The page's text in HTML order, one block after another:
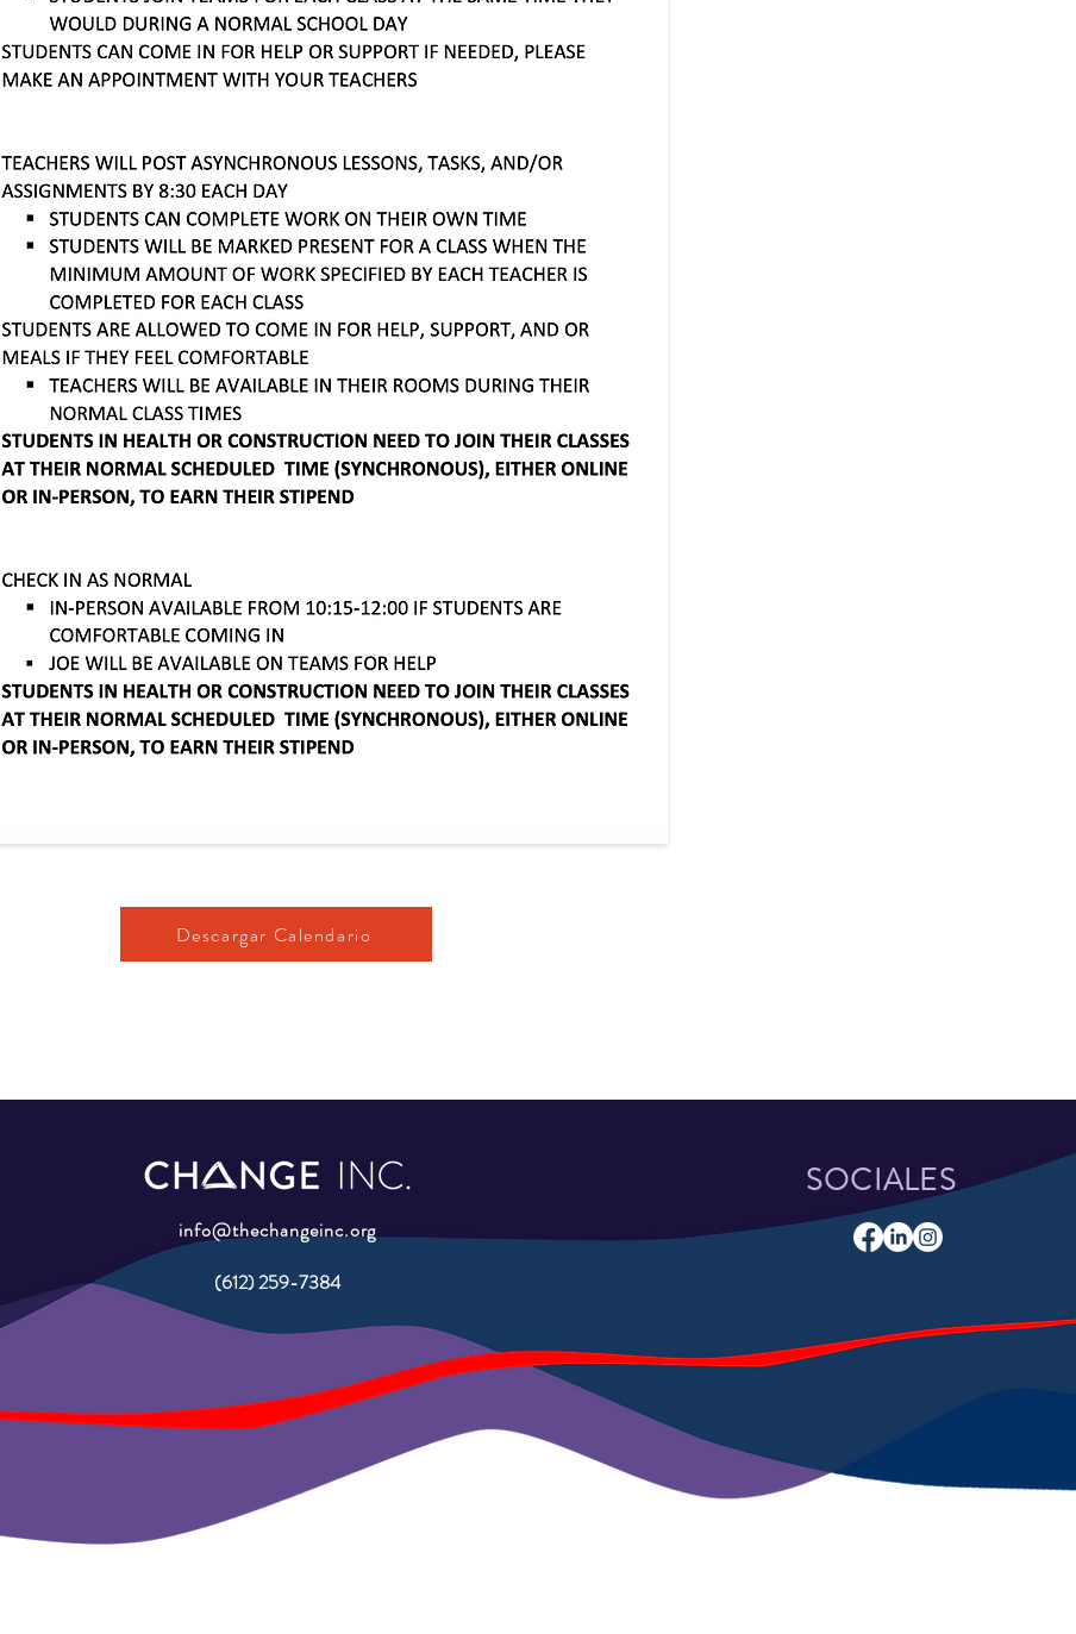
Descargar Calendario
info@thechangeinc.org
(612) 259-7384
SOCIALES